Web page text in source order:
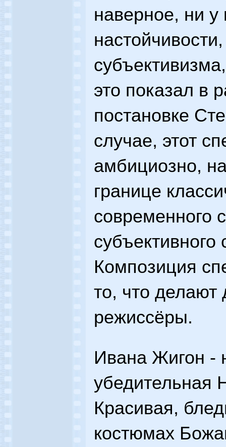
наверное, ни у
это показал в
постановке
случае, этот
амбициозно,
границе
современного
Композиция
то, что делают
режиссёры.
Ивана Жигон -
убедительная
Красивая,
костюмах